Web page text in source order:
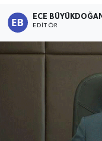
ECE BÜYÜKDOĞAN
EDITÖR